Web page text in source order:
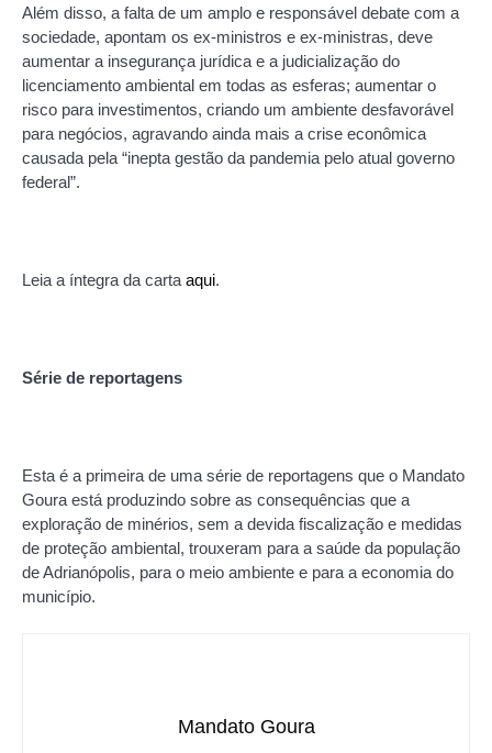
Além disso, a falta de um amplo e responsável debate com a
sociedade, apontam os ex-ministros e ex-ministras, deve
aumentar a insegurança jurídica e a judicialização do
licenciamento ambiental em todas as esferas; aumentar o
risco para investimentos, criando um ambiente desfavorável
para negócios, agravando ainda mais a crise econômica
causada pela “inepta gestão da pandemia pelo atual governo
federal”.
Leia a íntegra da carta aqui.
Série de reportagens
Esta é a primeira de uma série de reportagens que o Mandato
Goura está produzindo sobre as consequências que a
exploração de minérios, sem a devida fiscalização e medidas
de proteção ambiental, trouxeram para a saúde da população
de Adrianópolis, para o meio ambiente e para a economia do
município.
Mandato Goura